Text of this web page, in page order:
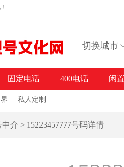
切换城市
私人定制
固定电话 400电话 闲
中介 > 15223457777号码详情